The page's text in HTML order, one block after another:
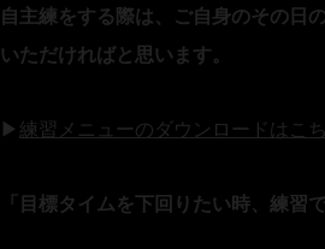
自主練をする際は、ご自身のその日
いただければと思います。
▶︎ 練習メニューのダウンロードはこ
「目標タイムを下回りたい時、練習